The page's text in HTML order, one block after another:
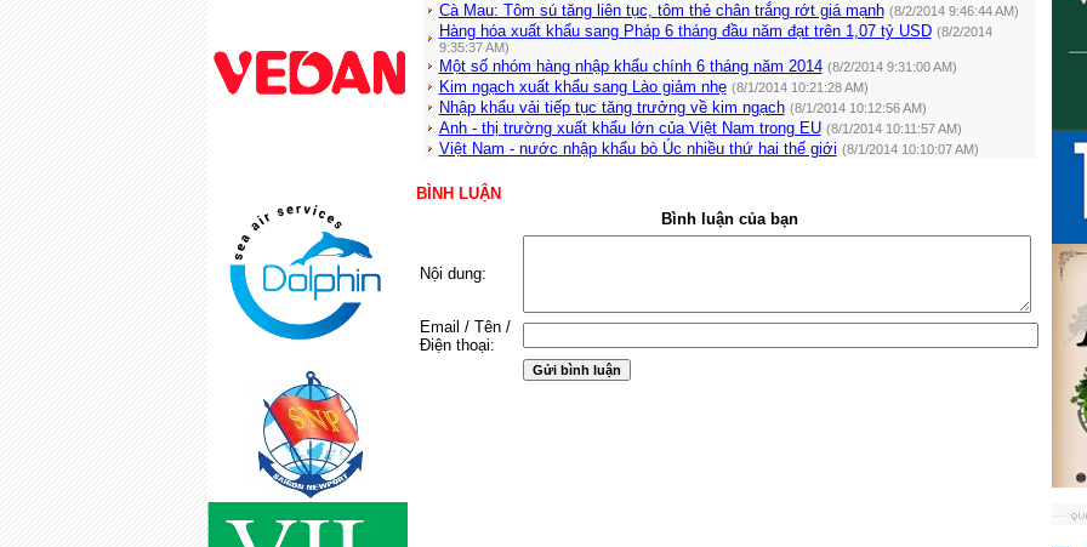
Cà Mau: Tôm sú tăng liên tục, tôm thẻ chân trắng rớt giá mạnh (8/2/2014 9:46:44 AM)
Hàng hóa xuất khẩu sang Pháp 6 tháng đầu năm đạt trên 1,07 tỷ USD (8/2/2014
9:35:37 AM)
Một số nhóm hàng nhập khẩu chính 6 tháng năm 2014 (8/2/2014 9:31:00 AM)
Kim ngạch xuất khẩu sang Lào giảm nhẹ (8/1/2014 10:21:28 AM)
Nhập khẩu vải tiếp tục tăng trưởng về kim ngạch (8/1/2014 10:12:56 AM)
Anh - thị trường xuất khẩu lớn của Việt Nam trong EU (8/1/2014 10:11:57 AM)
Việt Nam - nước nhập khẩu bò Úc nhiều thứ hai thế giới (8/1/2014 10:10:07 AM)
BÌNH LUẬN
Bình luận của bạn
Nội dung:
Email / Tên /
Điện thoại: